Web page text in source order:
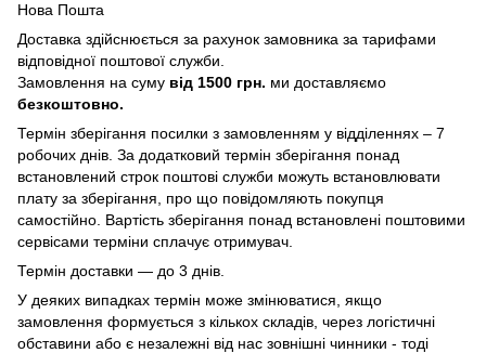
Нова Пошта
Доставка здійснюється за рахунок замовника за тарифами
відповідної поштової служби.
Замовлення на суму від 1500 грн. ми доставляємо
безкоштовно.
Термін зберігання посилки з замовленням у відділеннях – 7
робочих днів. За додатковий термін зберігання понад
встановлений строк поштові служби можуть встановлювати
плату за зберігання, про що повідомляють покупця
самостійно. Вартість зберігання понад вcтановлені поштовими
сервісами терміни сплачує отримувач.
Термін доставки — до 3 днів.
У деяких випадках термін може змінюватися, якщо
замовлення формується з кількох складів, через логістичні
обставини або є незалежні від нас зовнішні чинники - тоді